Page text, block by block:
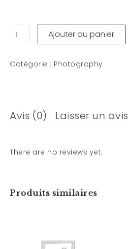
Ajouter au panier
Catégorie : Photography
Avis (0) Laisser un avis
There are no reviews yet.
Produits similaires
Art Work 8